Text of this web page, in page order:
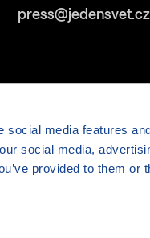
media features
social media,
provided to them or
press@jedensvet.cz
bezplatného